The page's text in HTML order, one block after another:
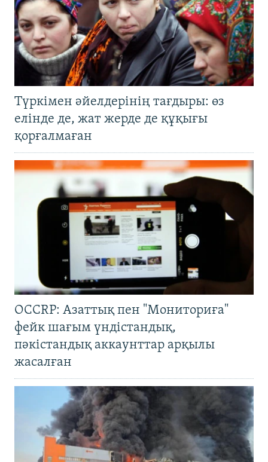
Түркімен әйелдерінің тағдыры: өз
елінде де, жат жерде де құқығы
қорғалмаған
OCCRP: Азаттық пен "Мониториға"
фейк шағым үндістандық,
пәкістандық аккаунттар арқылы
жасалған